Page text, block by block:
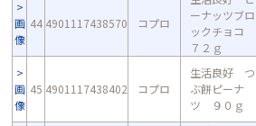
画
像
44 4901117438570 コプロ
ーナッツブロ
ックチョコ
７２ｇ
画
像
45 4901117438402 コプロ
生活良好 つ
ぶ餅ピーナ
ツ ９０ｇ